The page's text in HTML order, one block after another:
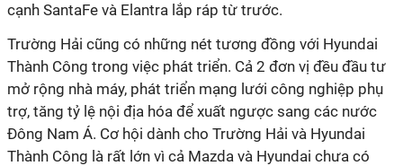
cạnh SantaFe và Elantra lắp ráp từ trước.
Trường Hải cũng có những nét tương đồng với Hyundai
Thành Công trong việc phát triển. Cả 2 đơn vị đều đầu tư
mở rộng nhà máy, phát triển mạng lưới công nghiệp phụ
trợ, tăng tỷ lệ nội địa hóa để xuất ngược sang các nước
Đông Nam Á. Cơ hội dành cho Trường Hải và Hyundai
Thành Công là rất lớn vì cả Mazda và Hyundai chưa có